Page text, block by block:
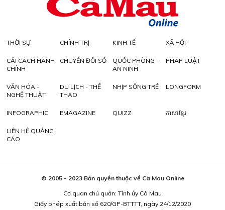
THỜI SỰ CHÍNH TRỊ KINH TẾ XÃ HỘI
CẢI CÁCH HÀNH
CHÍNH
CHUYỂN ĐỔI SỐ
QUỐC PHÒNG -
AN NINH
PHÁP LUẬT
VĂN HÓA -
NGHỆ THUẬT
DU LỊCH - THỂ
THAO
NHỊP SỐNG TRẺ LONGFORM
INFOGRAPHIC EMAGAZINE QUIZZ ភាសាខ្មែរ
LIÊN HỆ QUẢNG
CÁO
© 2005 - 2023 Bản quyền thuộc về Cà Mau Online
Cơ quan chủ quản: Tỉnh ủy Cà Mau
Giấy phép xuất bản số 620/GP-BTTTT, ngày 24/12/2020